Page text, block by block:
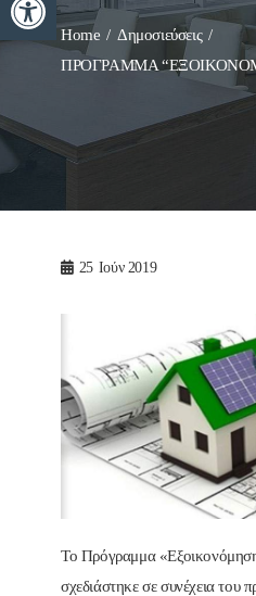
Home
Δημοσιεύσεις
ΠΡΟΓΡΑΜΜΑ
25 Ιούν 2019
Το Πρόγραμμα
σχεδιάστηκε σε συνέχεια του